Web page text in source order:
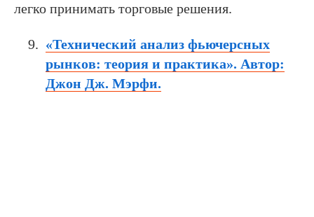
легко принимать торговые решения.
«Технический анализ фьючерсных
рынков: теория и практика». Автор:
Джон Дж. Мэрфи.